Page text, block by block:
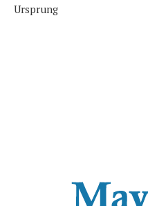
Ursprung